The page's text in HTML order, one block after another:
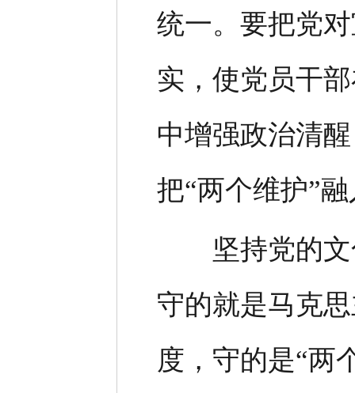
统一。要把党
实，使党员干
中增强政治清
把“两个维护”
坚持党的文
守的就是马克
度，守的是“两